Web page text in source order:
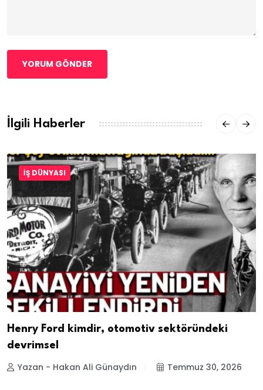
YORUM GÖNDER
İlgili Haberler
İŞ DÜNYASI
Henry Ford kimdir, otomotiv sektöründeki
devrimsel
Yazan - Hakan Ali Günaydın Temmuz 30, 2026